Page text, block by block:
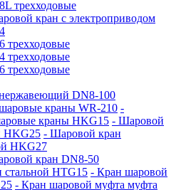
трехходовые
кран с электроприводом
трехходовые
трехходовые
трехходовые
DN8-100
краны WR-210 -
краны HKG15 - Шаровой
HKG25 - Шаровой кран
HKG27
кран DN8-50
HTG15 - Кран шаровой
- Кран шаровой муфта муфта